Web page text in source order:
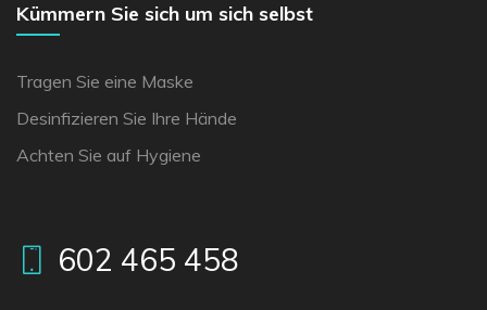
Kümmern Sie sich um sich selbst
Tragen Sie eine Maske
Desinfizieren Sie Ihre Hände
Achten Sie auf Hygiene
602 465 458